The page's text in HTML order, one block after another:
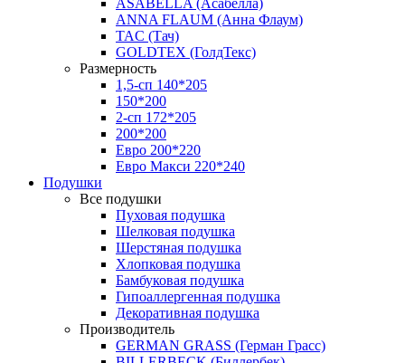
ASABELLA (Асабелла)
ANNA FLAUM (Анна Флаум)
TAC (Тач)
GOLDTEX (ГолдТекс)
Размерность
1,5-сп 140*205
150*200
2-сп 172*205
200*200
Евро 200*220
Евро Макси 220*240
Подушки
Все подушки
Пуховая подушка
Шелковая подушка
Шерстяная подушка
Хлопковая подушка
Бамбуковая подушка
Гипоаллергенная подушка
Декоративная подушка
Производитель
GERMAN GRASS (Герман Грасс)